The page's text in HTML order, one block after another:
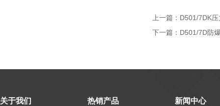
上一篇： D501/7DK
下一篇： D501/7D防
关于我们 热销产品 新闻中心